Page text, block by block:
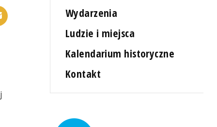
Wydarzenia
Ludzie i miejsca
Kalendarium historyczne
Kontakt